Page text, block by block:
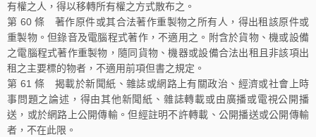
有權之人，得以移轉所有權之方式散布之。
第 60 條 著作原件或其合法著作重製物之所有人，得出租該原件或
重製物。但錄音及電腦程式著作，不適用之。附含於貨物、機或設備
之電腦程式著作重製物，隨同貨物、機器或設備合法出租且非該項出
租之主要標的物者，不適用前項但書之規定。
第 61 條 揭載於新聞紙、雜誌或網路上有關政治、經濟或社會上時
事問題之論述，得由其他新聞紙、雜誌轉載或由廣播或電視公開播
送，或於網路上公開傳輸。但經註明不許轉載、公開播送或公開傳輸
者，不在此限。